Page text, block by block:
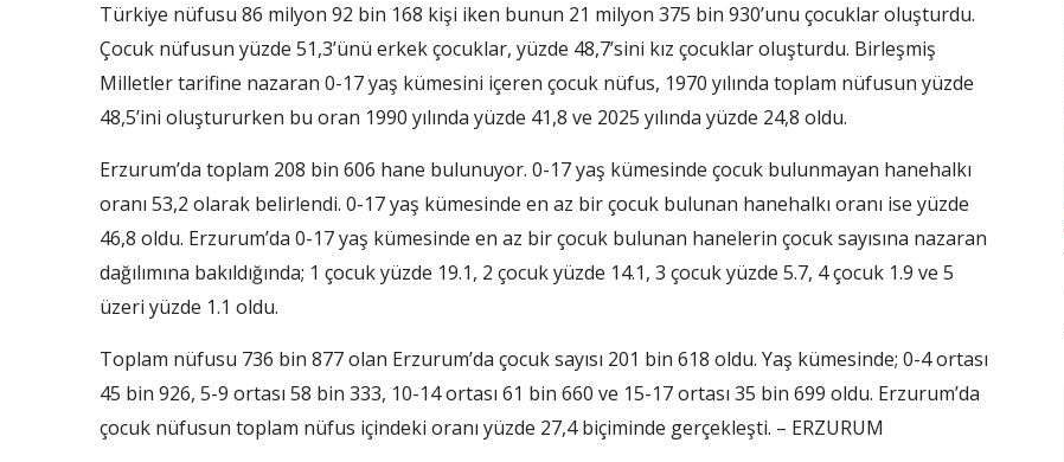
Türkiye nüfusu 86 milyon 92 bin 168 kişi iken bunun 21 milyon 375 bin 930’unu çocuklar oluşturdu.
Çocuk nüfusun yüzde 51,3’ünü erkek çocuklar, yüzde 48,7’sini kız çocuklar oluşturdu. Birleşmiş
Milletler tarifine nazaran 0-17 yaş kümesini içeren çocuk nüfus, 1970 yılında toplam nüfusun yüzde
48,5’ini oluştururken bu oran 1990 yılında yüzde 41,8 ve 2025 yılında yüzde 24,8 oldu.
Erzurum’da toplam 208 bin 606 hane bulunuyor. 0-17 yaş kümesinde çocuk bulunmayan hanehalkı
oranı 53,2 olarak belirlendi. 0-17 yaş kümesinde en az bir çocuk bulunan hanehalkı oranı ise yüzde
46,8 oldu. Erzurum’da 0-17 yaş kümesinde en az bir çocuk bulunan hanelerin çocuk sayısına nazaran
dağılımına bakıldığında; 1 çocuk yüzde 19.1, 2 çocuk yüzde 14.1, 3 çocuk yüzde 5.7, 4 çocuk 1.9 ve 5
üzeri yüzde 1.1 oldu.
Toplam nüfusu 736 bin 877 olan Erzurum’da çocuk sayısı 201 bin 618 oldu. Yaş kümesinde; 0-4 ortası
45 bin 926, 5-9 ortası 58 bin 333, 10-14 ortası 61 bin 660 ve 15-17 ortası 35 bin 699 oldu. Erzurum’da
çocuk nüfusun toplam nüfus içindeki oranı yüzde 27,4 biçiminde gerçekleşti. – ERZURUM